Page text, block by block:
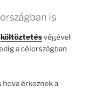
is
költöztetésvégével
a célországban
hova érkeznek a